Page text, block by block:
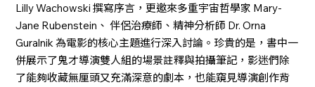
Lilly Wachowski 撰寫序言，更邀來多重宇宙哲學家 Mary-
Jane Rubenstein、 伴侶治療師、精神分析師 Dr. Orna
Guralnik 為電影的核心主題進行深入討論。珍貴的是，書中一
併展示了鬼才導演雙人組的場景註釋與拍攝筆記，影迷們除
了能夠收藏無厘頭又充滿深意的劇本，也能窺見導演創作背